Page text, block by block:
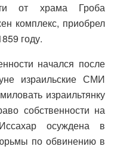
от храма Гроба
комплекс, приобрел
году.
начался после
израильские СМИ
израильтянку
собственности на
осуждена в
по обвинению в